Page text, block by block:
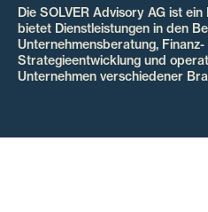
Die SOLVER Advisory AG ist
bietet Dienstleistungen in den
Unternehmensberatung,
Strategieentwicklung und
Unternehmen verschiedener